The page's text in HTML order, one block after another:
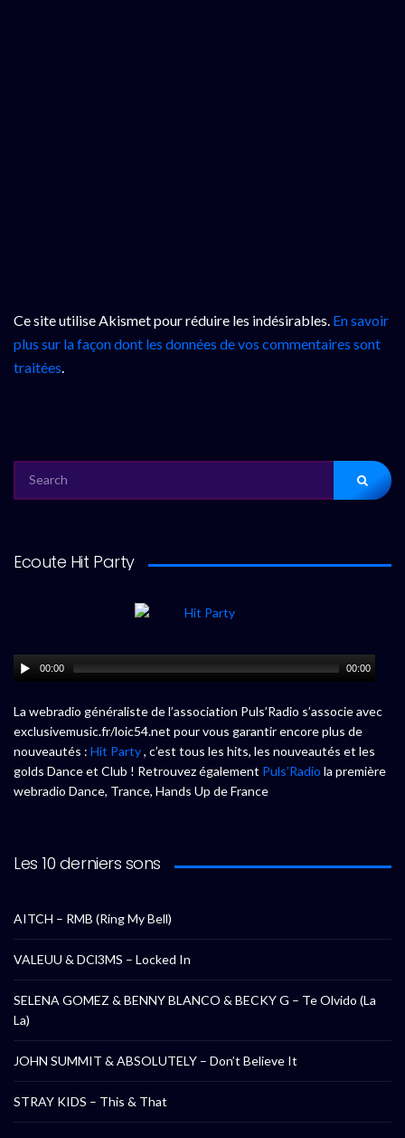
Ce site utilise Akismet pour réduire les indésirables. En savoir
plus sur la façon dont les données de vos commentaires sont
traitées.
FOR:
Ecoute Hit Party
00:00 00:00
La webradio généraliste de l’association Puls’Radio s’associe avec
exclusivemusic.fr/loic54.net pour vous garantir encore plus de
nouveautés : Hit Party, c’est tous les hits, les nouveautés et les
golds Dance et Club ! Retrouvez également Puls’Radio la première
webradio Dance, Trance, Hands Up de France
Les 10 derniers sons
AITCH – RMB (Ring My Bell)
VALEUU & DCl3MS – Locked In
SELENA GOMEZ & BENNY BLANCO & BECKY G – Te Olvido (La
La)
JOHN SUMMIT & ABSOLUTELY – Don’t Believe It
STRAY KIDS – This & That